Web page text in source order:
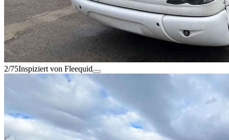
2/75Inspiziert von Fleequid